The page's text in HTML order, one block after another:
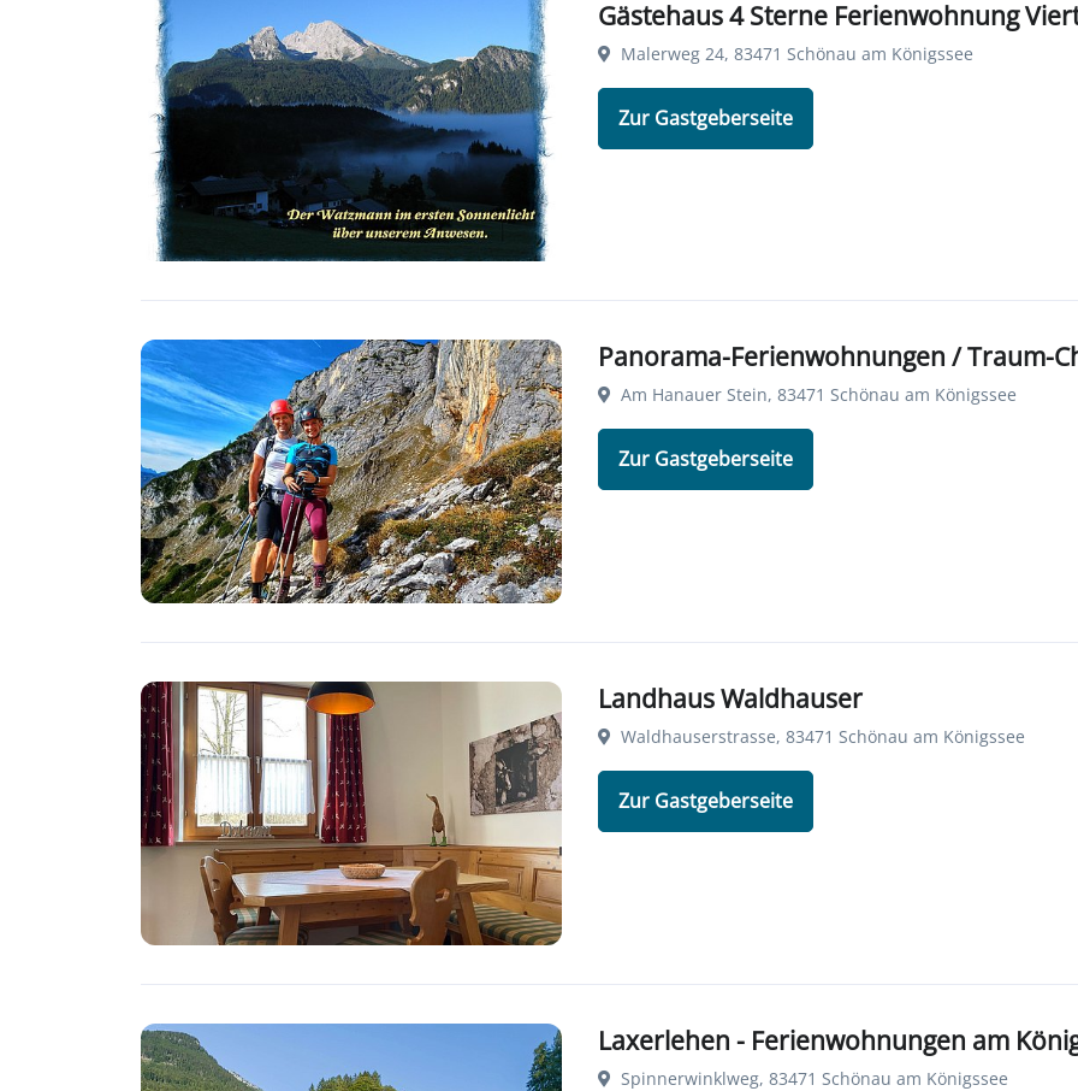
Gästehaus 4 Sterne Ferienwohnung
Malerweg 24, 83471 Schönau am Königssee
Zur Gastgeberseite
Panorama-Ferienwohnungen / Traum-
Am Hanauer Stein, 83471 Schönau am Königssee
Zur Gastgeberseite
Landhaus Waldhauser
Waldhauserstrasse, 83471 Schönau am Königssee
Zur Gastgeberseite
Laxerlehen - Ferienwohnungen am
Spinnerwinklweg, 83471 Schönau am Königssee